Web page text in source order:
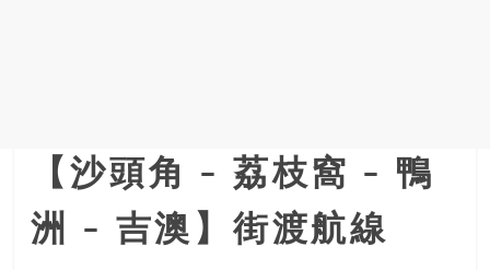
【沙頭角 – 荔枝窩 – 鴨
洲 – 吉澳】街渡航線